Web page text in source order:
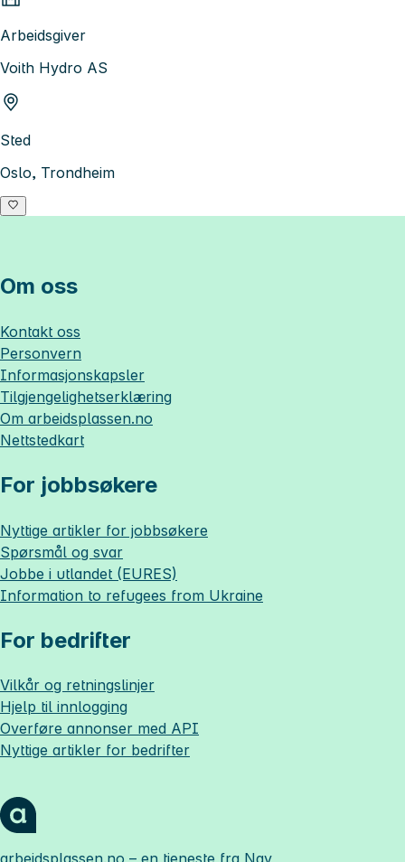
Arbeidsgiver
Voith Hydro AS
Sted
Oslo, Trondheim
Om oss
Kontakt oss
Personvern
Informasjonskapsler
Tilgjengelighetserklæring
Om arbeidsplassen.no
Nettstedkart
For jobbsøkere
Nyttige artikler for jobbsøkere
Spørsmål og svar
Jobbe i utlandet (EURES)
Information to refugees from Ukraine
For bedrifter
Vilkår og retningslinjer
Hjelp til innlogging
Overføre annonser med API
Nyttige artikler for bedrifter